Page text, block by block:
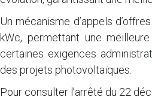
Un mécanisme d’appels
kWc, permettant une
certaines exigences
des projets photovoltaïques.
Pour consulter l’arrêté du 22